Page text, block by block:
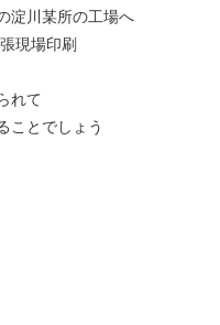
淀川某所の工場へ
現場印刷
れて
ことでしょう